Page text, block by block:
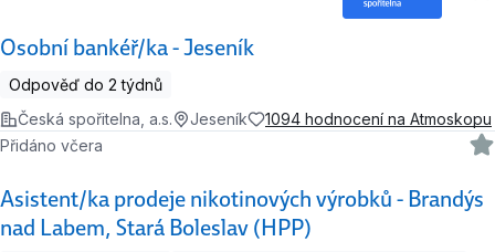
Osobní bankéř/ka - Jeseník
Odpověď do 2 týdnů
Česká spořitelna, a.s.
Jeseník 1094 hodnocení na Atmoskopu
Asistent/ka prodeje nikotinových výrobků - Brandýs
nad Labem, Stará Boleslav (HPP)
Přidáno včera